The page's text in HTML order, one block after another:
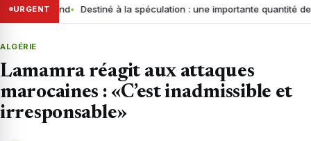
URGENT
allemand Destiné à la spéculation : une importante quantité de ce
ALGÉRIE
Lamamra réagit aux attaques
marocaines : «C’est inadmissible et
irresponsable»